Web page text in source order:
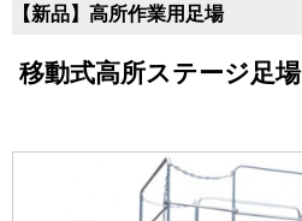
【新品】高所作業用足場
移動式高所ステージ足場